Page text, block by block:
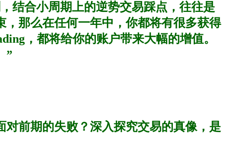
结合小周期上的逆势交易踩点，往往是
那么在任何一年中，你都将有很多获得
，都将给你的账户带来大幅的增值。
”
前期的失败？深入探究交易的真像，是